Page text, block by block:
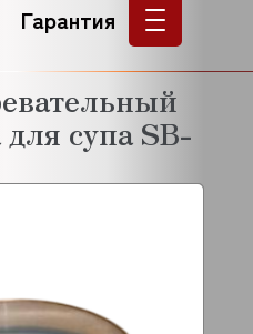
Гарантия
супа SB-